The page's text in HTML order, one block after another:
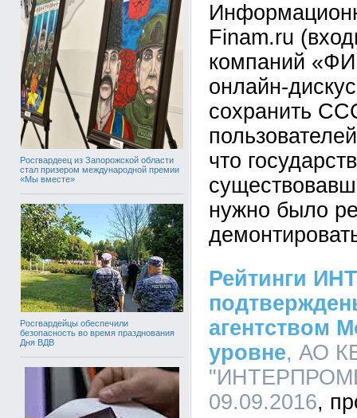
Росгвардеец из Запорожской области
стал призером международной премии
«Мы вместе»
Росгвардейцы обеспечили
безопасность во время празднования
Дня ВДВ
Finam.ru
компаний
онлайн-
сохранить
что
нужно было
Рейтинги
агентством
уровне, АО
09.09.2016